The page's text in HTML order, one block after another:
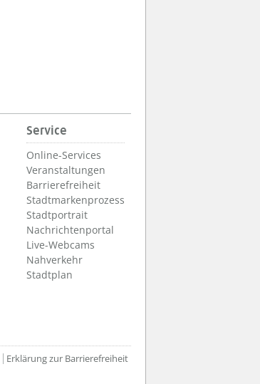
Service
Online-Services
Veranstaltungen
Barrierefreiheit
Stadtmarkenprozess
Stadtportrait
Nachrichtenportal
Live-Webcams
Nahverkehr
Stadtplan
Erklärung zur Barrierefreiheit